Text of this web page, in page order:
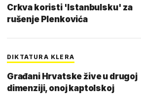
Crkva koristi 'Istanbulsku' za
rušenje Plenkovića
DIKTATURA KLERA
Građani Hrvatske žive u drugoj
dimenziji, onoj kaptolskoj